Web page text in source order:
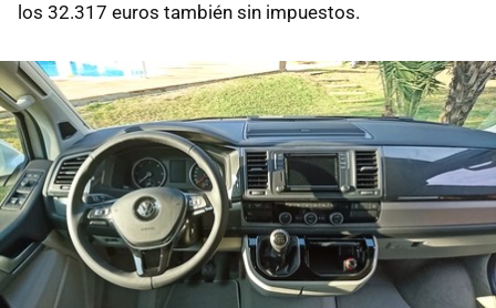
los 32.317 euros también sin impuestos.